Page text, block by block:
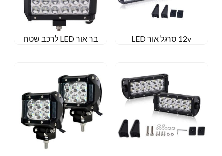
בר אור LED לרכב שטח 12v סרגל אור LED